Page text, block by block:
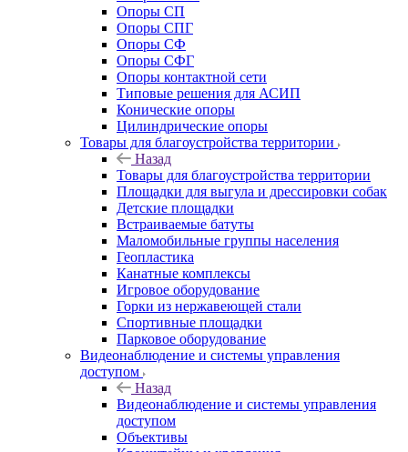
Опоры СП
Опоры СПГ
Опоры СФ
Опоры СФГ
Опоры контактной сети
Типовые решения для АСИП
Конические опоры
Цилиндрические опоры
Товары для благоустройства территории
Назад
Товары для благоустройства территории
Площадки для выгула и дрессировки собак
Детские площадки
Встраиваемые батуты
Маломобильные группы населения
Геопластика
Канатные комплексы
Игровое оборудование
Горки из нержавеющей стали
Спортивные площадки
Парковое оборудование
Видеонаблюдение и системы управления
доступом
Назад
Видеонаблюдение и системы управления
доступом
Объективы